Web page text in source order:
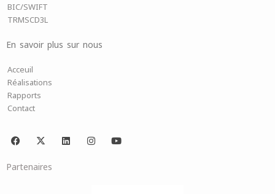
BIC/SWIFT
TRMSCD3L
En savoir plus sur nous
Acceuil
Réalisations
Rapports
Contact
a
b
-
i
i
n
o
Partenaires